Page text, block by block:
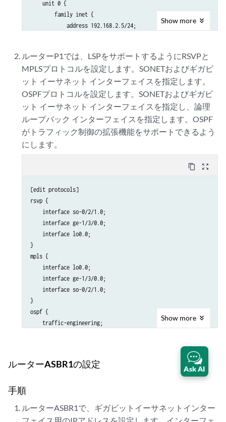
    unit 0 {
        family inet {
            address 192.168.2.5/24;
    }
}
lo0 {
    unit 0 {
        family inet {
            address 192.0.2.3/32;
        }
    }
}
Show more
ルーターP1では、LSPをサポートするようにRSVPと
MPLSプロトコルを設定します。SONETおよびギガビ
ット イーサネット インターフェイスを指定します。
OSPFプロトコルを設定します。SONETおよびギガビ
ット イーサネット インターフェイスを指定し、論理
ループバック インターフェイスを指定します。OSPF
がトラフィック制御の拡張機能をサポートできるよう
にします。
content_copy zoom_out_map
[edit protocols]
rsvp {
    interface so-0/2/1.0;
    interface ge-1/3/0.0;
    interface lo0.0;
}
mpls {
    interface lo0.0;
    interface ge-1/3/0.0;
    interface so-0/2/1.0;
}
ospf {
    traffic-engineering;
        interface lo0.0;
Show more
ルーターASBR1の設定
手順
ルーターASBR1で、ギガビットイーサネットインター
フェイス用のIPアドレスを設定します。インターフェ
Ask AI